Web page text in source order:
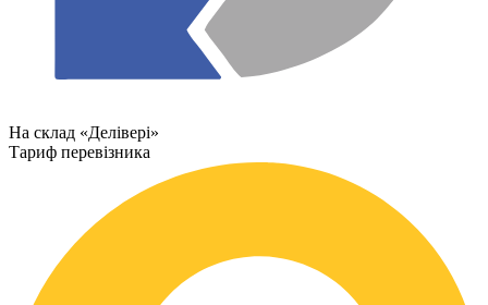
На склад «Делівері»
Тариф перевізника